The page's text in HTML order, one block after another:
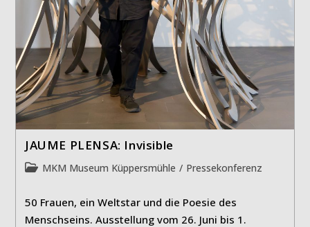
JAUME PLENSA: Invisible
Beitrags-
MKM Museum Küppersmühle / Pressekonferenz
50 Frauen, ein Weltstar und die Poesie des
Menschseins. Ausstellung vom 26. Juni bis 1.